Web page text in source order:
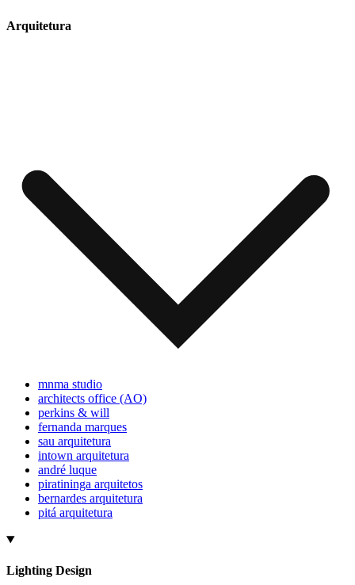
Arquitetura
mnma studio
architects office (AO)
perkins & will
fernanda marques
sau arquitetura
intown arquitetura
andré luque
piratininga arquitetos
bernardes arquitetura
pitá arquitetura
Lighting Design